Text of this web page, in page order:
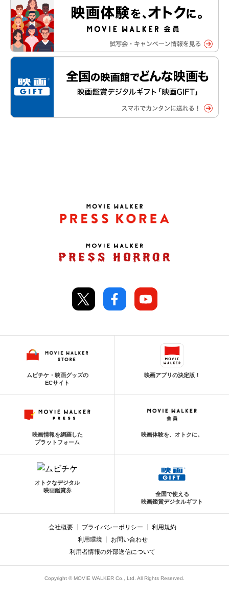
ムビチケ・映画グッズの
ECサイト
映画アプリの決定版！
映画情報を網羅した
プラットフォーム
映画体験を、オトクに。
オトクなデジタル
映画鑑賞券
全国で使える
映画鑑賞デジタルギフト
会社概要 プライバシーポリシー
利用規約
利用環境
お問い合わせ
利用者情報の外部送信について
Copyright © MOVIE WALKER Co., Ltd. All Rights Reserved.